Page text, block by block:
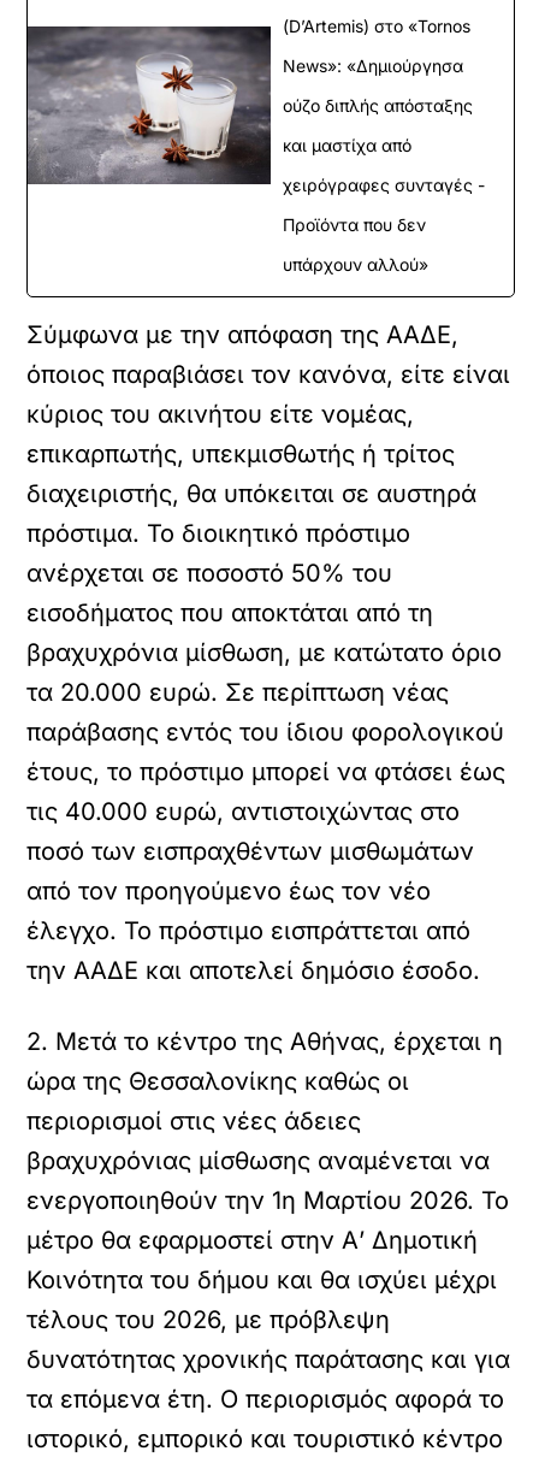
(D’Artemis) στο «Tornos
News»: «Δημιούργησα
ούζο διπλής απόσταξης
και μαστίχα από
χειρόγραφες συνταγές -
Προϊόντα που δεν
υπάρχουν αλλού»
Σύμφωνα με την απόφαση της ΑΑΔΕ,
όποιος παραβιάσει τον κανόνα, είτε είναι
κύριος του ακινήτου είτε νομέας,
επικαρπωτής, υπεκμισθωτής ή τρίτος
διαχειριστής, θα υπόκειται σε αυστηρά
πρόστιμα. Το διοικητικό πρόστιμο
ανέρχεται σε ποσοστό 50% του
εισοδήματος που αποκτάται από τη
βραχυχρόνια μίσθωση, με κατώτατο όριο
τα 20.000 ευρώ. Σε περίπτωση νέας
παράβασης εντός του ίδιου φορολογικού
έτους, το πρόστιμο μπορεί να φτάσει έως
τις 40.000 ευρώ, αντιστοιχώντας στο
ποσό των εισπραχθέντων μισθωμάτων
από τον προηγούμενο έως τον νέο
έλεγχο. Το πρόστιμο εισπράττεται από
την ΑΑΔΕ και αποτελεί δημόσιο έσοδο.
2. Μετά το κέντρο της Αθήνας, έρχεται η
ώρα της Θεσσαλονίκης καθώς οι
περιορισμοί στις νέες άδειες
βραχυχρόνιας μίσθωσης αναμένεται να
ενεργοποιηθούν την 1η Μαρτίου 2026. Το
μέτρο θα εφαρμοστεί στην Α’ Δημοτική
Κοινότητα του δήμου και θα ισχύει μέχρι
τέλους του 2026, με πρόβλεψη
δυνατότητας χρονικής παράτασης και για
τα επόμενα έτη. O περιορισμός αφορά το
ιστορικό, εμπορικό και τουριστικό κέντρο